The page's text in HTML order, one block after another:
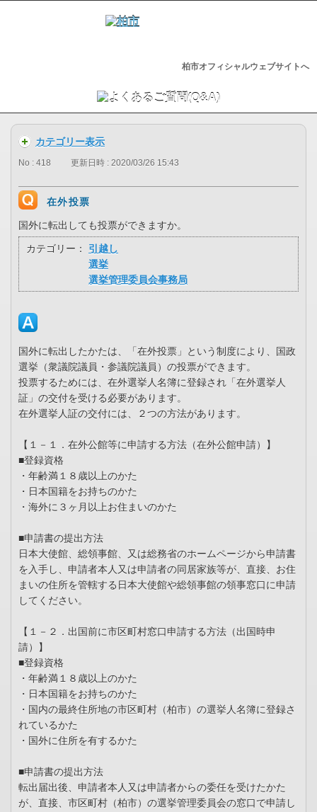
柏市オフィシャルウェブサイトへ
カテゴリー表示
No : 418 更新日時 : 2020/03/26 15:43
在外投票
国外に転出しても投票ができますか。
カテゴリー：
引越し
選挙
選挙管理委員会事務局
国外に転出したかたは、「在外投票」という制度により、国政
選挙（衆議院議員・参議院議員）の投票ができます。
投票するためには、在外選挙人名簿に登録され「在外選挙人
証」の交付を受ける必要があります。
在外選挙人証の交付には、２つの方法があります。
【１－１．在外公館等に申請する方法（在外公館申請）】
■登録資格
・年齢満１８歳以上のかた
・日本国籍をお持ちのかた
・海外に３ヶ月以上お住まいのかた
■申請書の提出方法
日本大使館、総領事館、又は総務省のホームページから申請書
を入手し、申請者本人又は申請者の同居家族等が、直接、お住
まいの住所を管轄する日本大使館や総領事館の領事窓口に申請
してください。
【１－２．出国前に市区町村窓口申請する方法（出国時申
請）】
■登録資格
・年齢満１８歳以上のかた
・日本国籍をお持ちのかた
・国内の最終住所地の市区町村（柏市）の選挙人名簿に登録さ
れているかた
・国外に住所を有するかた
■申請書の提出方法
転出届出後、申請者本人又は申請者からの委任を受けたかた
が、直接、市区町村（柏市）の選挙管理委員会の窓口で申請し